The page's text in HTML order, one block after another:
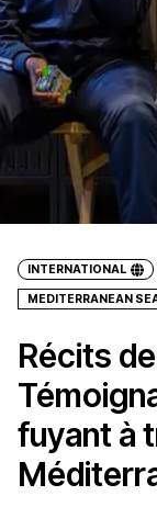
INTERNATIONAL
MEDITERRANEAN
Récits
fuyant à